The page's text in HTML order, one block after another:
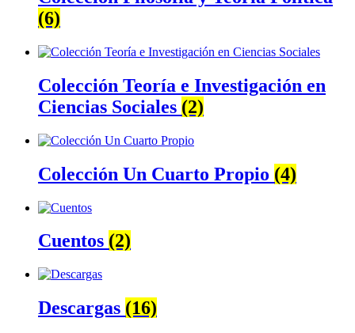
(6)
Colección Teoría e Investigación en
Ciencias Sociales (2)
Colección Un Cuarto Propio (4)
Cuentos (2)
Descargas (16)